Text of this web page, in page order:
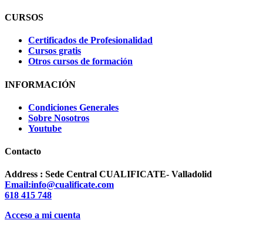
CURSOS
Certificados de Profesionalidad
Cursos gratis
Otros cursos de formación
INFORMACIÓN
Condiciones Generales
Sobre Nosotros
Youtube
Contacto
Address : Sede Central CUALIFICATE- Valladolid
Email:info@cualificate.com
618 415 748
Acceso a mi cuenta